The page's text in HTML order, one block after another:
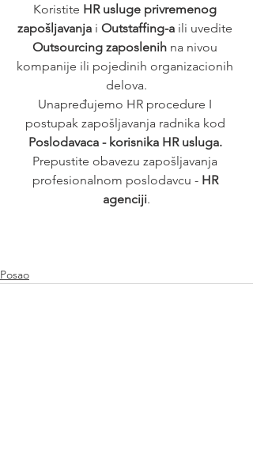
Koristite HR usluge privremenog
zapošljavanja i Outstaffing-a ili uvedite
Outsourcing zaposlenih na nivou
kompanije ili pojedinih organizacionih
delova.
Unapređujemo HR procedure I
postupak zapošljavanja radnika kod
Poslodavaca - korisnika HR usluga.
Prepustite obavezu zapošljavanja
profesionalnom poslodavcu - HR
agenciji.
Posao